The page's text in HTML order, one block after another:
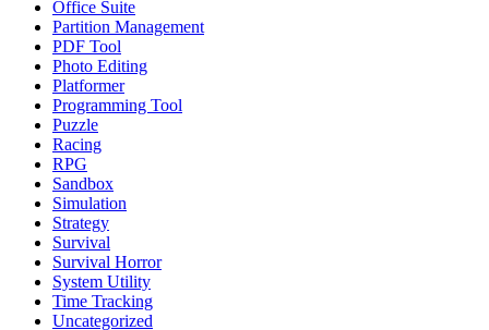
Office Suite
Partition Management
PDF Tool
Photo Editing
Platformer
Programming Tool
Puzzle
Racing
RPG
Sandbox
Simulation
Strategy
Survival
Survival Horror
System Utility
Time Tracking
Uncategorized